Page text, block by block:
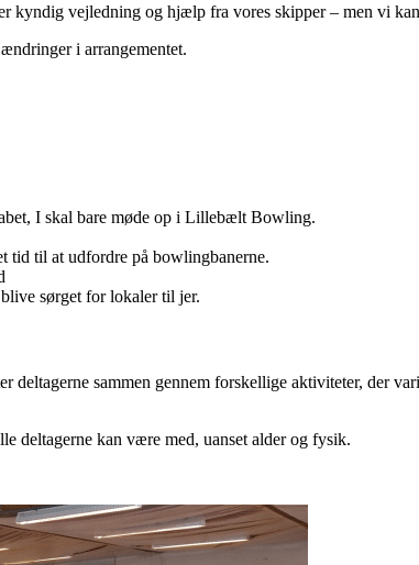
kyndig vejledning og hjælp fra vores skipper – men vi
i arrangementet.
I skal bare møde op i Lillebælt Bowling.
tid til at udfordre på bowlingbanerne.
sørget for lokaler til jer.
deltagerne sammen gennem forskellige aktiviteter, der
deltagerne kan være med, uanset alder og fysik.